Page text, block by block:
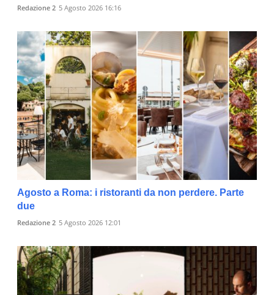
Redazione 2 5 Agosto 2026 16:16
Agosto a Roma: i ristoranti da non perdere. Parte
due
Redazione 2 5 Agosto 2026 12:01